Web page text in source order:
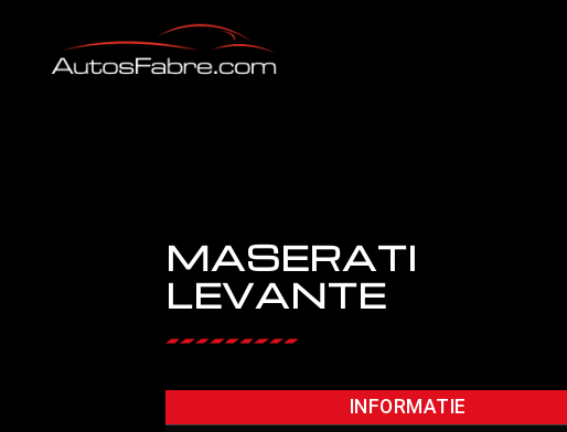
MASERATI
LEVANTE
INFORMATIE